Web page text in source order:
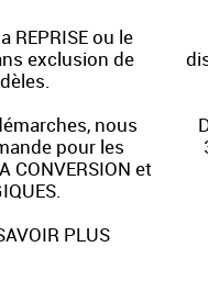
REPRISE ou le
exclusion de
nous
pour les
CONVERSION et
PLUS